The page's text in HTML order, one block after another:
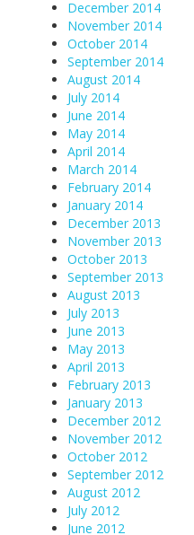
December 2014
November 2014
October 2014
September 2014
August 2014
July 2014
June 2014
May 2014
April 2014
March 2014
February 2014
January 2014
December 2013
November 2013
October 2013
September 2013
August 2013
July 2013
June 2013
May 2013
April 2013
February 2013
January 2013
December 2012
November 2012
October 2012
September 2012
August 2012
July 2012
June 2012